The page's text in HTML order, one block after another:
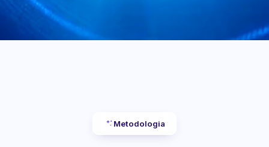
Metodologia